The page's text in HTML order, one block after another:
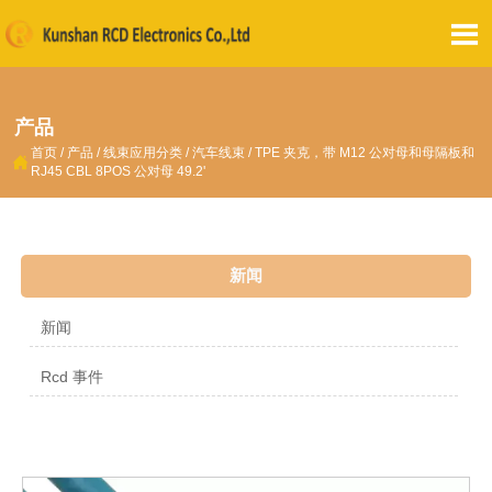

产品
 首页 / 产品 /线束应用分类 /汽车线束 /TPE 夹克，带 M12 公对母和母隔板和
RJ45 CBL 8POS 公对母 49.2'
新闻
新闻
Rcd 事件